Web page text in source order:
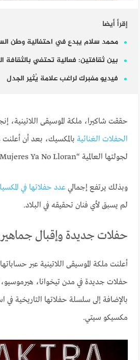
إقرأ أيضا
محمد سلام يبدع في احتفالية وطن
بين ثقافتين: فعالية تحتفي بالثقافة
فيديو مفبرك لراغب علامة يُثير الجدل
حققت شاكيرا، ملكة الموسيقى اللاتينية،
الحفلات الغنائية بالمكسيك، بعد أن
لجولتها العالمية “Las Mujeres Ya No Lloran” لعام 2025.
وبذلك يرتفع إجماليعدد حفلاتها في المكسيك
لم يسبق لأي فنان تحقيقه في البلاد.
حفلات جديدة وإقبال
أعلنت ملكة الموسيقى اللاتينية عبر
حفلات جديدة في مدن تيخوانا، هيرموسيو،
مكسيكو سيتي.